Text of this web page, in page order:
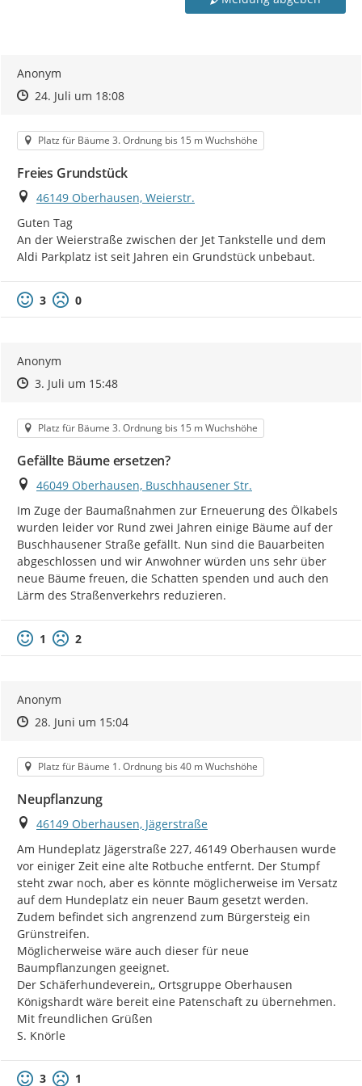
Anonym
Zeitpunkt des Erstellens
Zeitpunkt des Erstellens
24. Juli um 18:08Zur Äußerung
Kategorie
Platz für Bäume 3. Ordnung bis 15 m Wuchshöhe
Freies Grundstück
Ort
46149 Oberhausen, Weierstr.
Guten Tag
An der Weierstraße zwischen der Jet Tankstelle und dem
Aldi Parkplatz ist seit Jahren ein Grundstück unbebaut.
3 0
Anonym
Zeitpunkt des Erstellens
Zeitpunkt des Erstellens
3. Juli um 15:48Zur Äußerung
Kategorie
Platz für Bäume 3. Ordnung bis 15 m Wuchshöhe
Gefällte Bäume ersetzen?
Ort
46049 Oberhausen, Buschhausener Str.
Im Zuge der Baumaßnahmen zur Erneuerung des Ölkabels
wurden leider vor Rund zwei Jahren einige Bäume auf der
Buschhausener Straße gefällt. Nun sind die Bauarbeiten
abgeschlossen und wir Anwohner würden uns sehr über
neue Bäume freuen, die Schatten spenden und auch den
Lärm des Straßenverkehrs reduzieren.
1 2
Anonym
Zeitpunkt des Erstellens
Zeitpunkt des Erstellens
28. Juni um 15:04Zur Äußerung
Kategorie
Platz für Bäume 1. Ordnung bis 40 m Wuchshöhe
Neupflanzung
Ort
46149 Oberhausen, Jägerstraße
Am Hundeplatz Jägerstraße 227, 46149 Oberhausen wurde
vor einiger Zeit eine alte Rotbuche entfernt. Der Stumpf
steht zwar noch, aber es könnte möglicherweise im Versatz
auf dem Hundeplatz ein neuer Baum gesetzt werden.
Zudem befindet sich angrenzend zum Bürgersteig ein
Grünstreifen.
Möglicherweise wäre auch dieser für neue
Baumpflanzungen geeignet.
Der Schäferhundeverein,, Ortsgruppe Oberhausen
Königshardt wäre bereit eine Patenschaft zu übernehmen.
Mit freundlichen Grüßen
S. Knörle
3 1